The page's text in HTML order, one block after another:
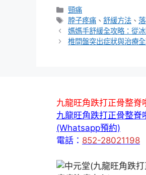
分
類
頸痛
標
籤
脖子疼痛 、舒緩方法 、
媽媽手舒緩全攻略：從
椎間盤突出症狀與治療
九龍旺角跌打正骨整脊
九龍旺角跌打正骨整脊
(Whatsapp預約)
電話： 852-28021198